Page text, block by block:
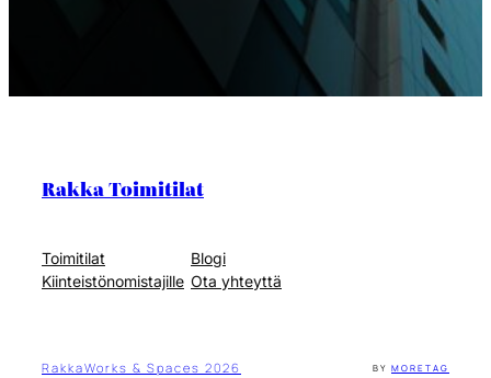
Rakka Toimitilat
Toimitilat
Kiinteistönomistajille
Blogi
Ota yhteyttä
RakkaWorks & Spaces 2026 BY MORETAG